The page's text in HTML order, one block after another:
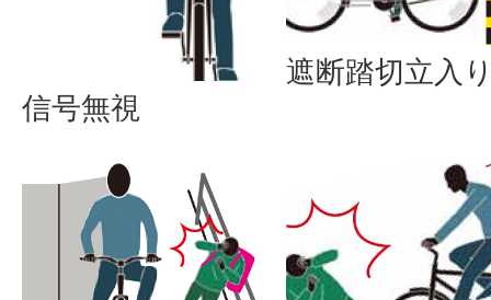
信号無視
遮断踏切立入